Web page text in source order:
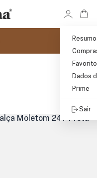
Resumo
Dados
Prime
Sair
Ir